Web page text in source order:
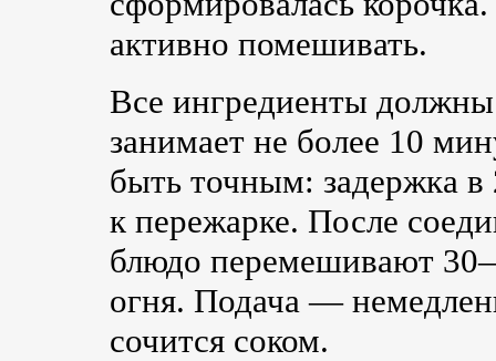
активно помешивать.
Все ингредиенты
занимает не более 10
быть точным: задержка
к пережарке. После
блюдо перемешивают
огня. Подача —
сочится соком.